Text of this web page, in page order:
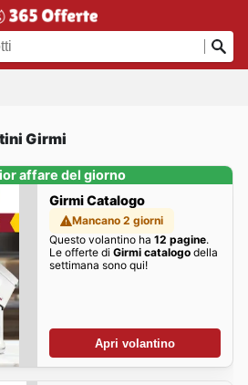
Girmi
affare del giorno
Girmi Catalogo
Mancano 2 giorni
Questo volantino ha 12 pagine.
Le offerte di Girmi catalogodella
settimana sono qui!
Apri volantino